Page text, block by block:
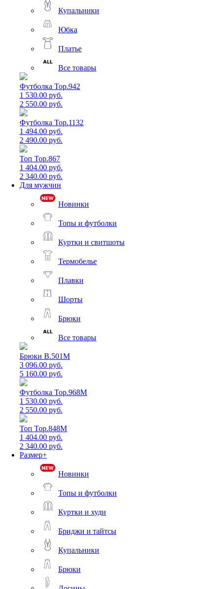
Купальники
Юбка
Платье
Все товары
Футболка Top.942
1 530.00 руб.
2 550.00 руб.
Футболка Top.1132
1 494.00 руб.
2 490.00 руб.
Топ Top.867
1 404.00 руб.
2 340.00 руб.
Для мужчин
Новинки
Топы и футболки
Куртки и свитшоты
Термобелье
Плавки
Шорты
Брюки
Все товары
Брюки B.501M
3 096.00 руб.
5 160.00 руб.
Футболка Top.968M
1 530.00 руб.
2 550.00 руб.
Топ Top.848M
1 404.00 руб.
2 340.00 руб.
Размер+
Новинки
Топы и футболки
Куртки и худи
Бриджи и тайтсы
Купальники
Брюки